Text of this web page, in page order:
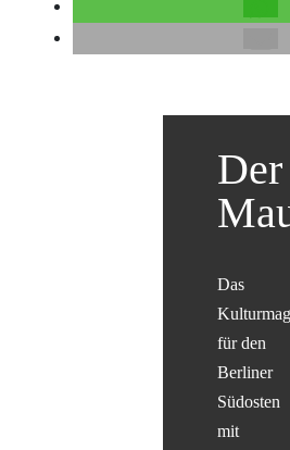
Der
Das
für den
Berliner
Südosten
mit